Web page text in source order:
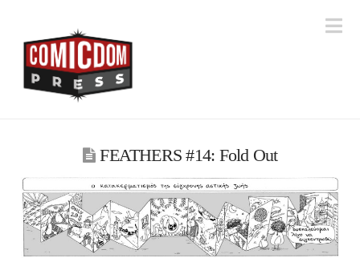
FEATHERS #14: Fold Out